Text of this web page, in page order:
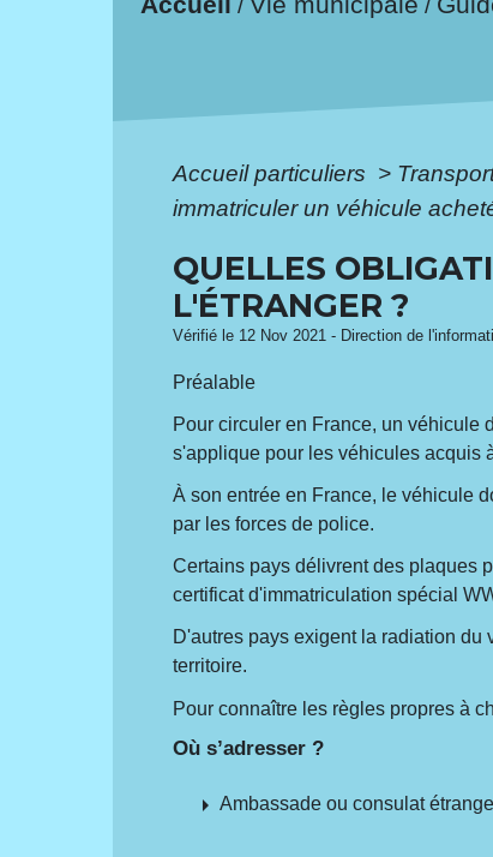
/ /
Accueil particuliers >
immatriculer un véhicule
QUELLES
L'ÉTRANGER ?
Vérifié le 12 Nov 2021 - Direction de
Préalable
Pour circuler en France, un véhicule
s'applique pour les véhicules acquis
À son entrée en France, le véhicule
par les forces de police.
Certains pays délivrent des plaques
certificat d'immatriculation spécial
D'autres pays exigent la radiation
territoire.
Pour connaître les règles propres à
Où s’adresser ?
arrow_rightAmbassade ou consulat